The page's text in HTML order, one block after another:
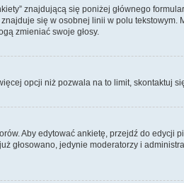
znajdującą się poniżej głównego
się w osobnej linii w polu
zmieniać swoje głosy.
opcji niż pozwala na to limit, skontaktuj
Aby edytować ankietę, przejdź do
głosowano, jedynie moderatorzy i